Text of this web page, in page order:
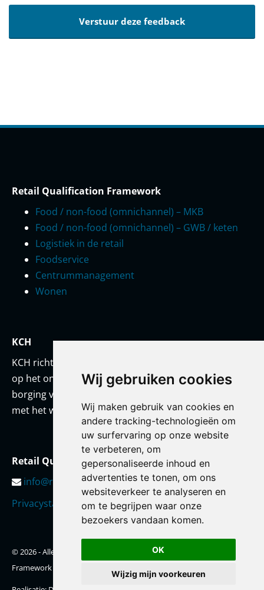
Wij gebruiken cookies
Wij maken gebruik van cookies en
andere tracking-technologieën om
uw surfervaring op onze website
te verbeteren, om
gepersonaliseerde inhoud en
advertenties te tonen, om ons
websiteverkeer te analyseren en
om te begrijpen waar onze
bezoekers vandaan komen.
OK
Wijzig mijn voorkeuren
Retail Qualification Framework
Food / non-food (omnichannel) – MKB
Food / non-food (omnichannel) – GWB / keten
Logistiek in de retail
Foodservice
Centrummanagement
Wonen
KCH
KCH richt zich met een team van onderwijskundigen
op het ontwikkelen van prestatiestandaarden en
borging van kwaliteit. KCH werkt altijd in co-creatie
met het werkveld en/of met haar opdrachtgever.
Retail Qualification Framework
info@retailqf.nl
Privacystatement
© 2026 - Alle rechten voorbehouden - Retail Qualification
Framework